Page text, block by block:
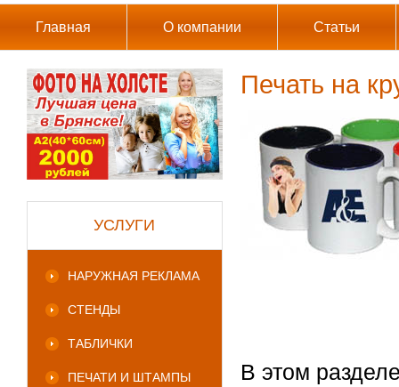
Главная О компании Статьи
УСЛУГИ
НАРУЖНАЯ РЕКЛАМА
СТЕНДЫ
ТАБЛИЧКИ
ПЕЧАТИ И ШТАМПЫ
Печать на
В этом